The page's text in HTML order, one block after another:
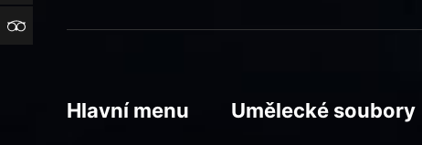
TripAdvisor
Hlavní menu Umělecké soubory